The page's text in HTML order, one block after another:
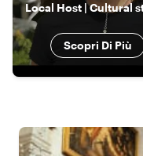
Scopri Di Più